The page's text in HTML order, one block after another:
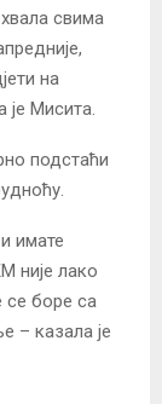
свима
на
је Мисита.
подстаћи
имате
није лако
се боре са
– казала је